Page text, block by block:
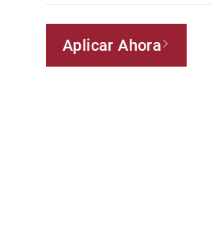
Aplicar Ahora